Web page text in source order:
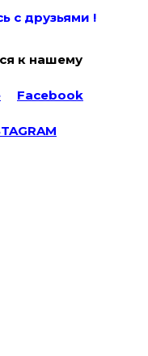
с друзьями !
к нашему
Facebook